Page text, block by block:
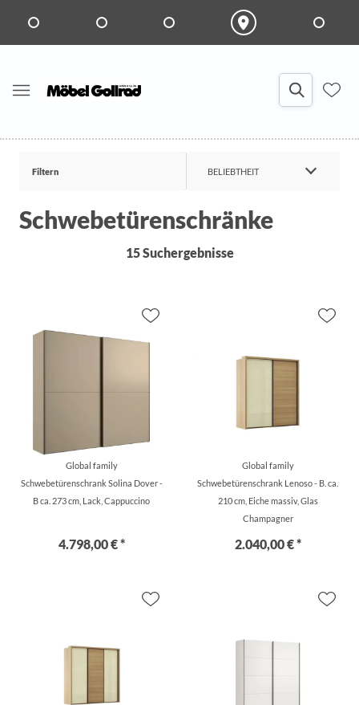
Filtern BELIEBTHEIT
Schwebetürenschränke
15 Suchergebnisse
Global family
Schwebetürenschrank Solina Dover -
B ca. 273 cm, Lack, Cappuccino
4.798,00 € *
Global family
Schwebetürenschrank Lenoso - B. ca.
210 cm, Eiche massiv, Glas
Champagner
2.040,00 € *